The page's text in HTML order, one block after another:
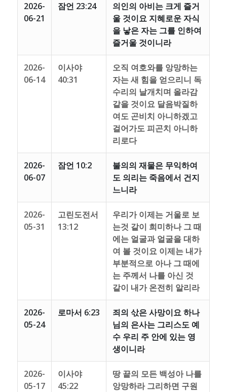
2026-
06-21
잠언 23:24
의인의 아비는 크게 즐거
울 것이요 지혜로운 자식
을 낳은 자는 그를 인하여
즐거울 것이니라
2026-
06-14
이사야
40:31
오직 여호와를 앙망하는
자는 새 힘을 얻으리니 독
수리의 날개치며 올라감
같을 것이요 달음박질하
여도 곤비치 아니하겠고
걸어가도 피곤치 아니하
리로다
2026-
06-07
잠언 10:2
불의의 재물은 무익하여
도 의리는 죽음에서 건지
느니라
2026-
05-31
고린도전서
13:12
우리가 이제는 거울로 보
는것 같이 희미하나 그 때
에는 얼굴과 얼굴을 대하
여 볼 것이요 이제는 내가
부분적으로 아나 그 때에
는 주께서 나를 아신 것
같이 내가 온전히 알리라
2026-
05-24
로마서 6:23
죄의 삯은 사망이요 하나
님의 은사는 그리스도 예
수 우리 주 안에 있는 영
생이니라
2026-
05-17
이사야
45:22
땅 끝의 모든 백성아 나를
앙망하라 그리하면 구원